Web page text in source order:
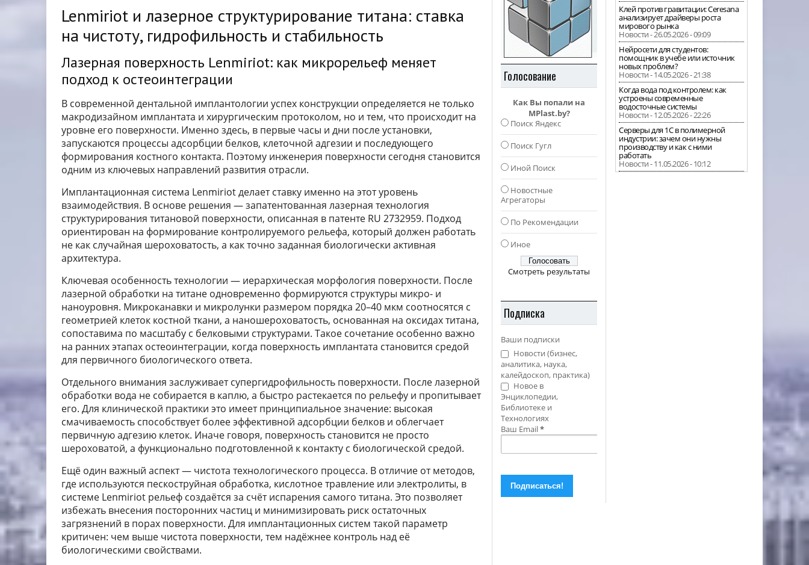
Lenmiriot и лазерное структурирование титана: ставка
на чистоту, гидрофильность и стабильность
Лазерная поверхность Lenmiriot: как микрорельеф меняет
подход к остеоинтеграции
В современной дентальной имплантологии успех конструкции определяется не только
макродизайном имплантата и хирургическим протоколом, но и тем, что происходит на
уровне его поверхности. Именно здесь, в первые часы и дни после установки,
запускаются процессы адсорбции белков, клеточной адгезии и последующего
формирования костного контакта. Поэтому инженерия поверхности сегодня становится
одним из ключевых направлений развития отрасли.
Имплантационная система Lenmiriot делает ставку именно на этот уровень
взаимодействия. В основе решения — запатентованная лазерная технология
структурирования титановой поверхности, описанная в патенте RU 2732959. Подход
ориентирован на формирование контролируемого рельефа, который должен работать
не как случайная шероховатость, а как точно заданная биологически активная
архитектура.
Ключевая особенность технологии — иерархическая морфология поверхности. После
лазерной обработки на титане одновременно формируются структуры микро- и
наноуровня. Микроканавки и микролунки размером порядка 20–40 мкм соотносятся с
геометрией клеток костной ткани, а наношероховатость, основанная на оксидах титана,
сопоставима по масштабу с белковыми структурами. Такое сочетание особенно важно
на ранних этапах остеоинтеграции, когда поверхность имплантата становится средой
для первичного биологического ответа.
Отдельного внимания заслуживает супергидрофильность поверхности. После лазерной
обработки вода не собирается в каплю, а быстро растекается по рельефу и пропитывает
его. Для клинической практики это имеет принципиальное значение: высокая
смачиваемость способствует более эффективной адсорбции белков и облегчает
первичную адгезию клеток. Иначе говоря, поверхность становится не просто
шероховатой, а функционально подготовленной к контакту с биологической средой.
Ещё один важный аспект — чистота технологического процесса. В отличие от методов,
где используются пескоструйная обработка, кислотное травление или электролиты, в
системе Lenmiriot рельеф создаётся за счёт испарения самого титана. Это позволяет
избежать внесения посторонних частиц и минимизировать риск остаточных
загрязнений в порах поверхности. Для имплантационных систем такой параметр
критичен: чем выше чистота поверхности, тем надёжнее контроль над её
биологическими свойствами.
Голосование
Как Вы попали на
MPlast.by?
Поиск Яндекс
Поиск Гугл
Иной Поиск
Новостные
Агрегаторы
По Рекомендации
Иное
Смотреть результаты
Подписка
Ваши подписки
Новости (бизнес,
аналитика, наука,
калейдоскоп, практика)
Новое в
Энциклопедии,
Библиотеке и
Технологиях
Ваш Email*
Клей против гравитации: Ceresana
анализирует драйверы роста
мирового рынка
Новости - 26.05.2026 - 09:09
Нейросети для студентов:
помощник в учебе или источник
новых проблем?
Новости - 14.05.2026 - 21:38
Когда вода под контролем: как
устроены современные
водосточные системы
Новости - 12.05.2026 - 22:26
Серверы для 1С в полимерной
индустрии: зачем они нужны
производству и как с ними
работать
Новости - 11.05.2026 - 10:12